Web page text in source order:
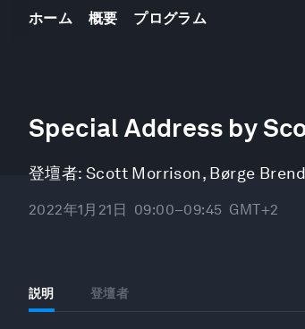
ホーム 概要 プログラム
Special Address by
登壇者: Scott Morrison, Børge
2022年1月21日 09:00–09:45 GMT+2
説明 登壇者
of
50
seconds